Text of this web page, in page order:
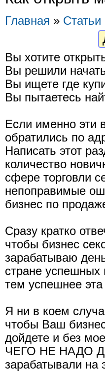
Главная » Статьи
Вы хотите
Вы решили
Вы ищете где
Вы пытаетесь
Если именно эти
обратились по
Написать этот
количество
сфере торговли
непоправимые
бизнес по
Сразу кратко
чтобы бизнес
зарабатываю
стране успешных
тем успешнее эта
Я ни в коем
чтобы Ваш
дойдете и без
ЧЕГО НЕ НАДО
зарабатывали на